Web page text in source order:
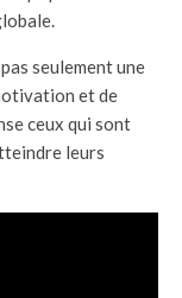
seulement une
et de
ceux qui sont
leurs